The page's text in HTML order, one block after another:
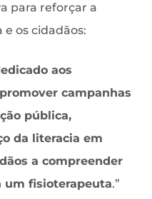
para reforçar a
e os cidadãos:
aos
campanhas
pública,
da literacia em
a compreender
um fisioterapeuta.”